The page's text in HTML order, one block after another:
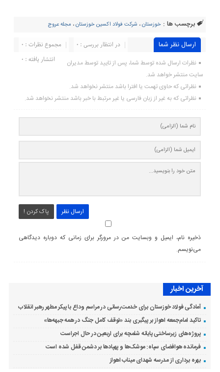
برچسب ها : خوزستان، شرکت فولاد اکسین خوزستان، مجله عروج
ارسال نظر شما مجموع نظرات : 0
در انتظار بررسی : 0
انتشار یافته : ۰
نظرات ارسال شده توسط شما، پس از تایید توسط مدیران
سایت منتشر خواهد شد.
نظراتی که حاوی تهمت یا افترا باشد منتشر نخواهد شد.
نظراتی که به غیر از زبان فارسی یا غیر مرتبط با خبر باشد منتشر نخواهد شد.
ارسال نظر پاک کردن !
ذخیره نام، ایمیل و وبسایت من در مرورگر برای زمانی که دوباره دیدگاهی
می‌نویسم.
آخرین اخبار
آمادگی فولاد خوزستان برای خدمت‌رسانی در مراسم وداع با پیکر مطهر رهبر انقلاب
تاکید امام‌جمعه اهواز بر پیگبری بند «توقف کامل جنگ در همه جبهه‌ها»
پروژه‌های زیرساختی پایانه شلمچه برای اربعین در حال اجراست
فرمانده هوافضای سپاه: موشک‌ها و پهپادها بر دشمن قفل شده است
بهره برداری از مدرسه شهدای میناب اهواز